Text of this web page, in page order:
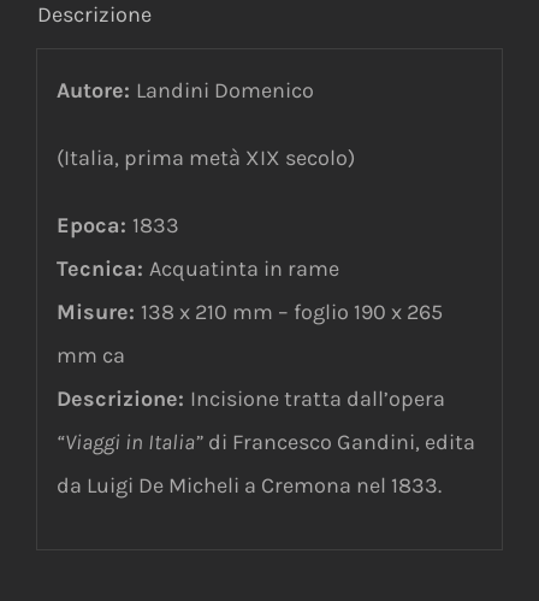
Descrizione
Autore: Landini Domenico
(Italia, prima metà XIX secolo)
Epoca: 1833
Tecnica: Acquatinta in rame
Misure: 138 x 210 mm – foglio 190 x 265
mm ca
Descrizione: Incisione tratta dall’opera
“Viaggi in Italia” di Francesco Gandini, edita
da Luigi De Micheli a Cremona nel 1833.